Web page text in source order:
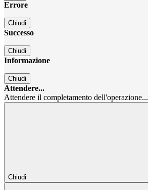
Errore
Chiudi
Successo
Chiudi
Informazione
Chiudi
Attendere...
Attendere il completamento dell'operazione...
Chiudi